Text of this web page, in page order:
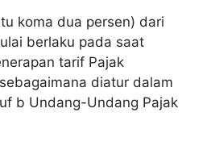
koma dua persen) dari
berlaku pada saat
tarif Pajak
diatur dalam
b Undang-Undang Pajak